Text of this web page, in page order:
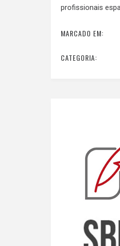
profissionais
MARCADO EM:
CATEGORIA: